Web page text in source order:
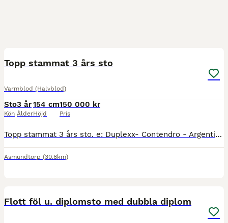
Topp stammat 3 års sto
Varmblod (Halvblod)
Sto
Kön
3 år
Ålder
154 cm
Höjd
150 000 kr
Pris
Topp stammat 3 års sto. e: Duplexx- Contendro - Argentinus u: Candy Girl Mamma Candy Girl har segrar o placeringar upp till 4 stj fälttävlan 2 SM segrar o flera plac. Segrar o placeringar upp ti
Asmundtorp (30.8km)
Flott föl u. diplomsto med dubbla diplom